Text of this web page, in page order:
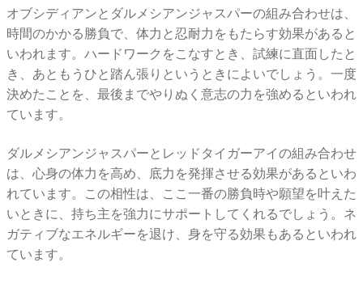
オブシディアンとダルメシアンジャスパーの組み合わせは、
時間のかかる勝負で、体力と忍耐力をもたらす効果があると
いわれます。ハードワークをこなすとき、試練に直面したと
き、あともうひと踏ん張りというときによいでしょう。一度
決めたことを、最後までやりぬく意志の力を強めるといわれ
ています。
ダルメシアンジャスパーとレッドタイガーアイの組み合わせ
は、心身の体力を高め、底力を発揮させる効果があるといわ
れています。この相性は、ここ一番の勝負時や願望を叶えた
いときに、持ち主を強力にサポートしてくれるでしょう。ネ
ガティブなエネルギーを退け、身を守る効果もあるといわれ
ています。